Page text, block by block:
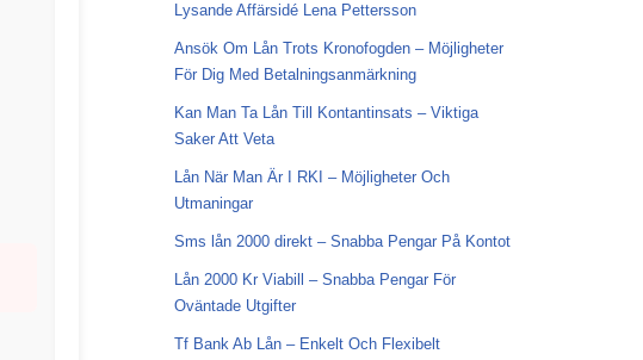
Lysande Affärsidé Lena Pettersson
Ansök Om Lån Trots Kronofogden – Möjligheter
För Dig Med Betalningsanmärkning
Kan Man Ta Lån Till Kontantinsats – Viktiga
Saker Att Veta
Lån När Man Är I RKI – Möjligheter Och
Utmaningar
Sms lån 2000 direkt – Snabba Pengar På Kontot
Lån 2000 Kr Viabill – Snabba Pengar För
Oväntade Utgifter
Tf Bank Ab Lån – Enkelt Och Flexibelt